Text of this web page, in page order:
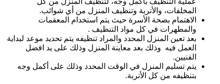
المخلفات، والأتربة وتنظيف المنزل من أي شوائب.
الاهتمام بصحة الأسرة حيث يتم استخدام المعقمات
والمطهرات في كل مواد التنظيف .
بعد تعين المنزل المحدد والمراد تنظيفه يتم تحديد موعد لبداية
العمل فيه وذلك بعد معاينة المنزل وذلك على يد افضل
الفنيين.
يتم تسليم المنزل في الوقت المحدد وذلك على أكمل وجه
بتنظيفه من كل الأتربة.